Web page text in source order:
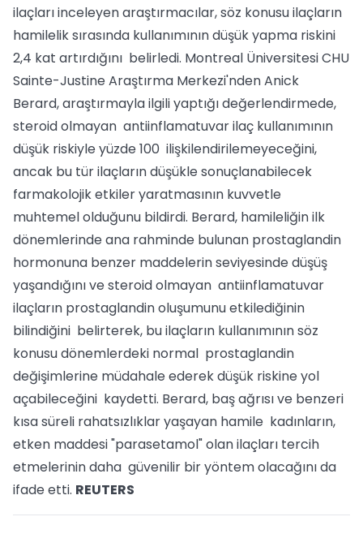
ilaçları inceleyen araştırmacılar, söz konusu ilaçların
hamilelik sırasında kullanımının düşük yapma riskini
2,4 kat artırdığını belirledi. Montreal Üniversitesi CHU
Sainte-Justine Araştırma Merkezi'nden Anick
Berard, araştırmayla ilgili yaptığı değerlendirmede,
steroid olmayan antiinflamatuvar ilaç kullanımının
düşük riskiyle yüzde 100 ilişkilendirilemeyeceğini,
ancak bu tür ilaçların düşükle sonuçlanabilecek
farmakolojik etkiler yaratmasının kuvvetle
muhtemel olduğunu bildirdi. Berard, hamileliğin ilk
dönemlerinde ana rahminde bulunan prostaglandin
hormonuna benzer maddelerin seviyesinde düşüş
yaşandığını ve steroid olmayan antiinflamatuvar
ilaçların prostaglandin oluşumunu etkilediğinin
bilindiğini belirterek, bu ilaçların kullanımının söz
konusu dönemlerdeki normal prostaglandin
değişimlerine müdahale ederek düşük riskine yol
açabileceğini kaydetti. Berard, baş ağrısı ve benzeri
kısa süreli rahatsızlıklar yaşayan hamile kadınların,
etken maddesi "parasetamol" olan ilaçları tercih
etmelerinin daha güvenilir bir yöntem olacağını da
ifade etti. REUTERS